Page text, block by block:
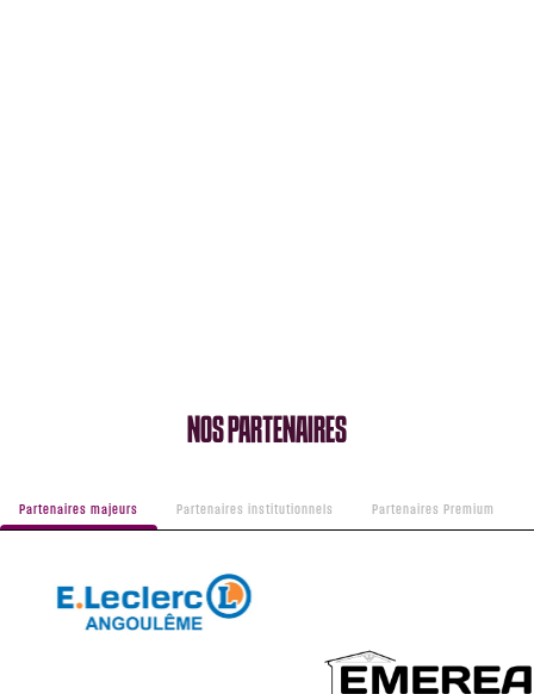
NOS PARTENAIRES
Partenaires majeurs Partenaires institutionnels Partenaires Premium